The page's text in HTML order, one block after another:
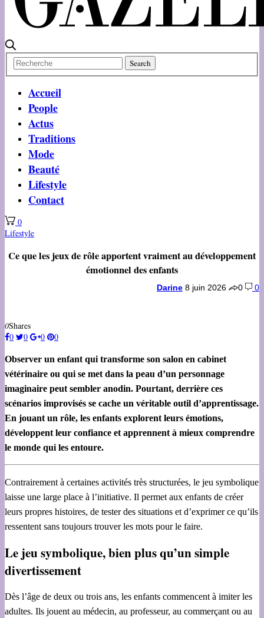
Accueil
People
Actus
Traditions
Mode
Beauté
Lifestyle
Contact
0
Lifestyle
Ce que les jeux de rôle apportent vraiment au développement
émotionnel des enfants
Darine 8 juin 2026 0 0
0Shares
0
0 0 0
Observer un enfant qui transforme son salon en cabinet
vétérinaire ou qui se met dans la peau d’un personnage
imaginaire peut sembler anodin. Pourtant, derrière ces
scénarios improvisés se cache un véritable outil d’apprentissage.
En jouant un rôle, les enfants explorent leurs émotions,
développent leur confiance et apprennent à mieux comprendre
le monde qui les entoure.
Contrairement à certaines activités très structurées, le jeu symbolique
laisse une large place à l’initiative. Il permet aux enfants de créer
leurs propres histoires, de tester des situations et d’exprimer ce qu’ils
ressentent sans toujours trouver les mots pour le faire.
Le jeu symbolique, bien plus qu’un simple
divertissement
Dès l’âge de deux ou trois ans, les enfants commencent à imiter les
adultes. Ils jouent au médecin, au professeur, au commerçant ou au